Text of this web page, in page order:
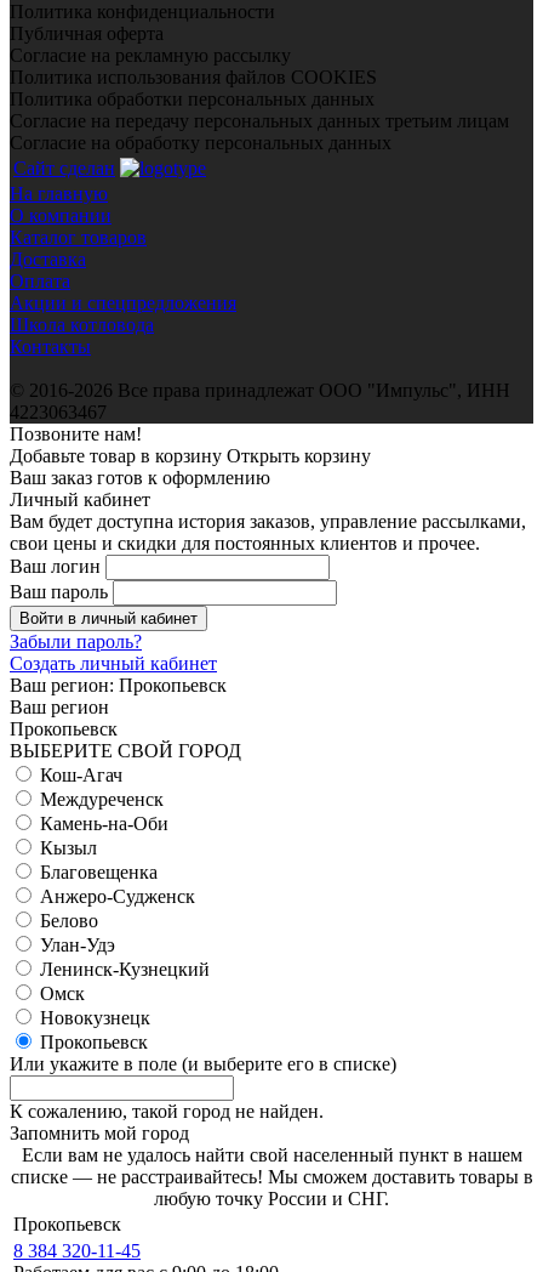
Политика конфиденциальности
Публичная оферта
Согласие на рекламную рассылку
Политика использования файлов COOKIES
Политика обработки персональных данных
Согласие на передачу персональных данных третьим лицам
Согласие на обработку персональных данных
Сайт сделан
На главную
О компании
Каталог товаров
Доставка
Оплата
Акции и спецпредложения
Школа котловода
Контакты
© 2016-2026 Все права принадлежат ООО "Импульс", ИНН
4223063467
Позвоните нам!
Добавьте товар в корзину Открыть корзину
Ваш заказ готов к оформлению
Личный кабинет
Вам будет доступна история заказов, управление рассылками,
свои цены и скидки для постоянных клиентов и прочее.
Ваш логин
Ваш пароль
Войти в личный кабинет
Забыли пароль?
Создать личный кабинет
Ваш регион: Прокопьевск
Ваш регион
Прокопьевск
ВЫБЕРИТЕ СВОЙ ГОРОД
Кош-Агач
Междуреченск
Камень-на-Оби
Кызыл
Благовещенка
Анжеро-Судженск
Белово
Улан-Удэ
Ленинск-Кузнецкий
Омск
Новокузнецк
Прокопьевск
Или укажите в поле (и выберите его в списке)
К сожалению, такой город не найден.
Запомнить мой город
Если вам не удалось найти свой населенный пункт в нашем
списке — не расстраивайтесь! Мы сможем доставить товары в
любую точку России и СНГ.
Прокопьевск
8 384 320-11-45